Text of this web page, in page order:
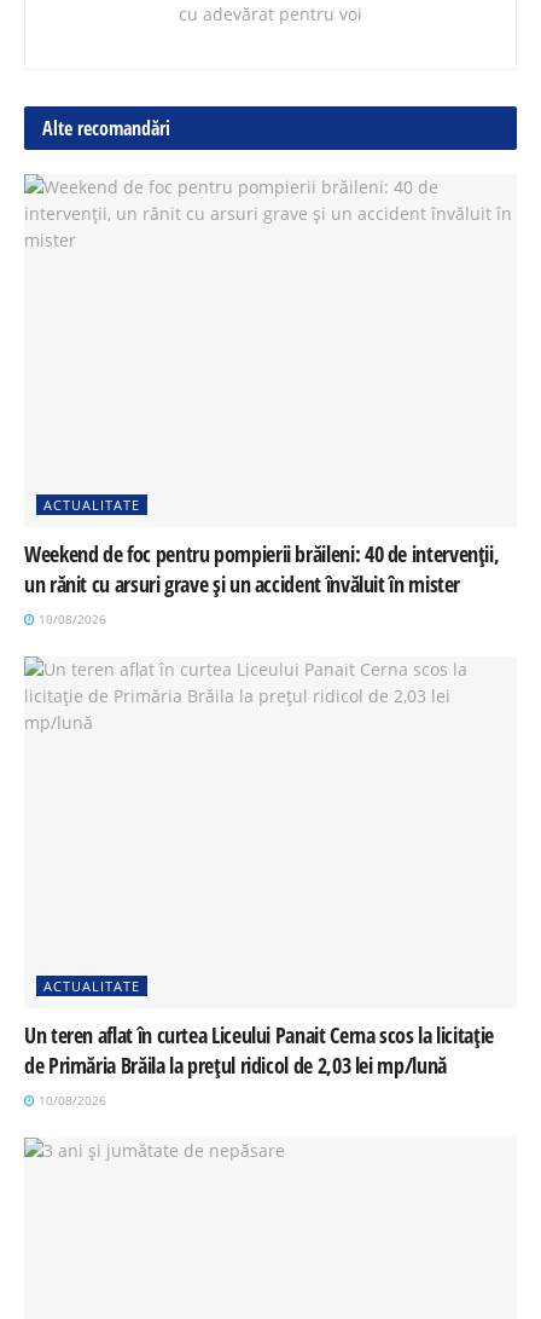
cu adevărat pentru voi
Alte recomandări
ACTUALITATE
Weekend de foc pentru pompierii brăileni: 40 de intervenții,
un rănit cu arsuri grave și un accident învăluit în mister
10/08/2026
ACTUALITATE
Un teren aflat în curtea Liceului Panait Cerna scos la licitație
de Primăria Brăila la prețul ridicol de 2,03 lei mp/lună
10/08/2026